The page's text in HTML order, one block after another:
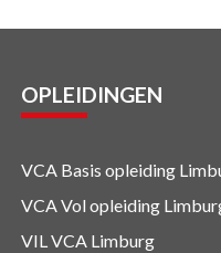
OPLEIDINGEN
VCA Basis opleiding
VCA Vol opleiding
VIL VCA Limburg